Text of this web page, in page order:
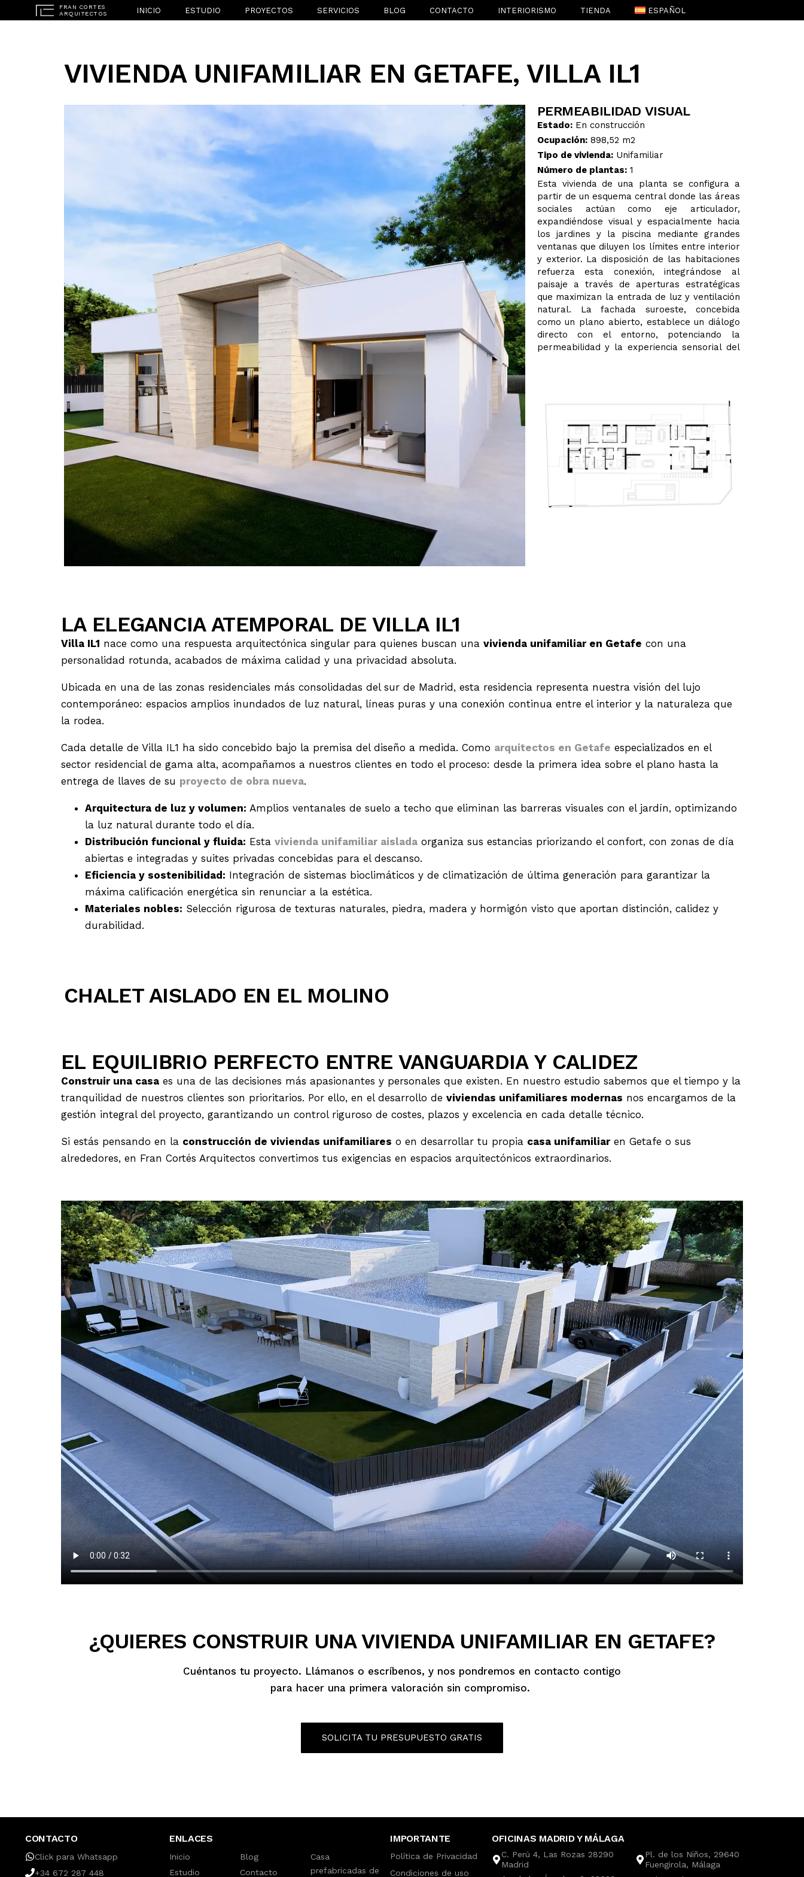
INICIO ESTUDIO PROYECTOS SERVICIOS BLOG CONTACTO INTERIORISMO TIENDA ESPAÑOL
VIVIENDA UNIFAMILIAR EN GETAFE, VILLA IL1
PERMEABILIDAD VISUAL
Estado:En construcción
Ocupación:898,52 m2
Tipo de vivienda:Unifamiliar
Número de plantas:1
Esta vivienda de una planta se configura a
partir de un esquema central donde las áreas
sociales actúan como eje articulador,
expandiéndose visual y espacialmente hacia
los jardines y la piscina mediante grandes
ventanas que diluyen los límites entre interior
y exterior. La disposición de las habitaciones
refuerza esta conexión, integrándose al
paisaje a través de aperturas estratégicas
que maximizan la entrada de luz y ventilación
natural. La fachada suroeste, concebida
como un plano abierto, establece un diálogo
directo con el entorno, potenciando la
permeabilidad y la experiencia sensorial del
LA ELEGANCIA ATEMPORAL DE VILLA IL1
Villa IL1 nace como una respuesta arquitectónica singular para quienes buscan una vivienda unifamiliar en Getafe con una
personalidad rotunda, acabados de máxima calidad y una privacidad absoluta.
Ubicada en una de las zonas residenciales más consolidadas del sur de Madrid, esta residencia representa nuestra visión del lujo
contemporáneo: espacios amplios inundados de luz natural, líneas puras y una conexión continua entre el interior y la naturaleza que
la rodea.
Cada detalle de Villa IL1 ha sido concebido bajo la premisa del diseño a medida. Como arquitectos en Getafe especializados en el
sector residencial de gama alta, acompañamos a nuestros clientes en todo el proceso: desde la primera idea sobre el plano hasta la
entrega de llaves de su proyecto de obra nueva.
Arquitectura de luz y volumen: Amplios ventanales de suelo a techo que eliminan las barreras visuales con el jardín, optimizando
la luz natural durante todo el día.
Distribución funcional y fluida: Esta vivienda unifamiliar aislada organiza sus estancias priorizando el confort, con zonas de día
abiertas e integradas y suites privadas concebidas para el descanso.
Eficiencia y sostenibilidad: Integración de sistemas bioclimáticos y de climatización de última generación para garantizar la
máxima calificación energética sin renunciar a la estética.
Materiales nobles: Selección rigurosa de texturas naturales, piedra, madera y hormigón visto que aportan distinción, calidez y
durabilidad.
CHALET AISLADO EN EL MOLINO
EL EQUILIBRIO PERFECTO ENTRE VANGUARDIA Y CALIDEZ
Construir una casa es una de las decisiones más apasionantes y personales que existen. En nuestro estudio sabemos que el tiempo y la
tranquilidad de nuestros clientes son prioritarios. Por ello, en el desarrollo de viviendas unifamiliares modernas nos encargamos de la
gestión integral del proyecto, garantizando un control riguroso de costes, plazos y excelencia en cada detalle técnico.
Si estás pensando en la construcción de viviendas unifamiliares o en desarrollar tu propia casa unifamiliaren Getafe o sus
alrededores, en Fran Cortés Arquitectos convertimos tus exigencias en espacios arquitectónicos extraordinarios.
¿QUIERES CONSTRUIR UNA VIVIENDA UNIFAMILIAR EN GETAFE?
Cuéntanos tu proyecto. Llámanos o escríbenos, y nos pondremos en contacto contigo
para hacer una primera valoración sin compromiso.
SOLICITA TU PRESUPUESTO GRATIS
CONTACTO
Click para Whatsapp
+34 672 287 448
ENLACES
Inicio
Estudio
Blog
Contacto
Casa
prefabricadas de
IMPORTANTE
Política de Privacidad
Condiciones de uso
OFICINAS MADRID Y MÁLAGA
C. Perú 4, Las Rozas 28290
Madrid
Pl. de los Niños, 29640
Fuengirola, Málaga